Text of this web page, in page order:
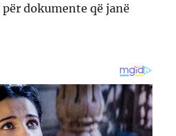
dokumente që janë